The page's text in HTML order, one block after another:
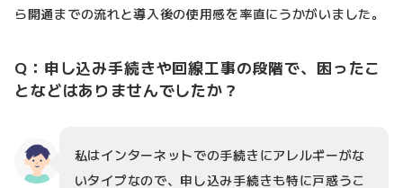
ら開通までの流れと導入後の使用感を率直にうかがいました。
Q：申し込み手続きや回線工事の段階で、困ったこ
となどはありませんでしたか？
私はインターネットでの手続きにアレルギーがな
いタイプなので、申し込み手続きも特に戸惑うこ